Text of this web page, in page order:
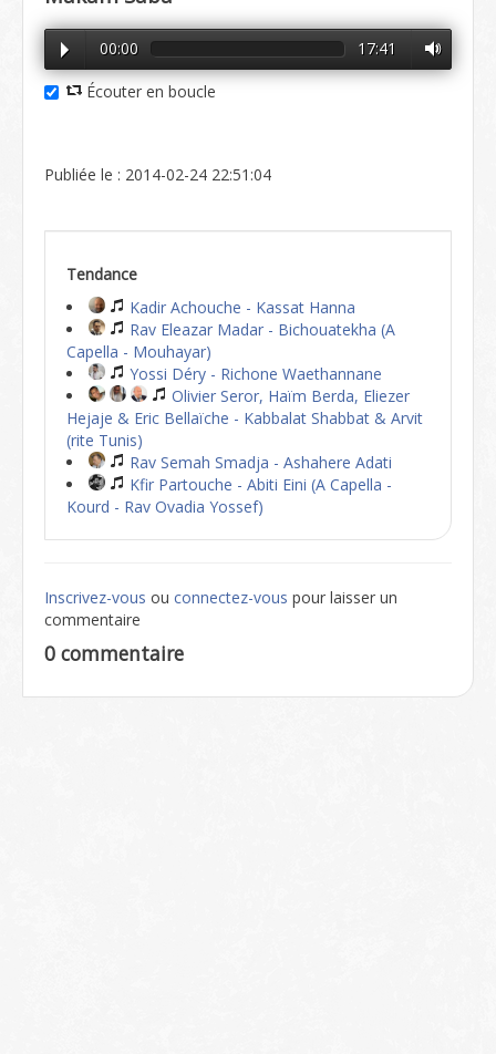
00:00 17:41
Écouter en boucle
Publiée le : 2014-02-24 22:51:04
Tendance
Kadir Achouche - Kassat Hanna
Rav Eleazar Madar - Bichouatekha (A
Capella - Mouhayar)
Yossi Déry - Richone Waethannane
Olivier Seror, Haïm Berda, Eliezer
Hejaje & Eric Bellaïche - Kabbalat Shabbat & Arvit
(rite Tunis)
Rav Semah Smadja - Ashahere Adati
Kfir Partouche - Abiti Eini (A Capella -
Kourd - Rav Ovadia Yossef)
Inscrivez-vous ou connectez-vous pour laisser un
commentaire
0 commentaire